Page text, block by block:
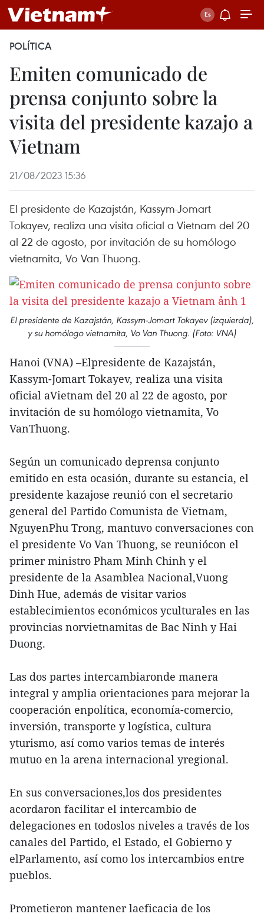
POLÍTICA
Emiten comunicado de
prensa conjunto sobre la
visita del presidente kazajo a
Vietnam
21/08/2023 15:36
El presidente de Kazajstán, Kassym-Jomart
Tokayev, realiza una visita oficial a Vietnam del 20
al 22 de agosto, por invitación de su homólogo
vietnamita, Vo Van Thuong.
El presidente de Kazajstán, Kassym-Jomart Tokayev (izquierda),
y su homólogo vietnamita, Vo Van Thuong. (Foto: VNA)
Hanoi (VNA) –Elpresidente de Kazajstán,
Kassym-Jomart Tokayev, realiza una visita
oficial aVietnam del 20 al 22 de agosto, por
invitación de su homólogo vietnamita, Vo
VanThuong.
Según un comunicado deprensa conjunto
emitido en esta ocasión, durante su estancia, el
presidente kazajose reunió con el secretario
general del Partido Comunista de Vietnam,
NguyenPhu Trong, mantuvo conversaciones con
el presidente Vo Van Thuong, se reuniócon el
primer ministro Pham Minh Chinh y el
presidente de la Asamblea Nacional,Vuong
Dinh Hue, además de visitar varios
establecimientos económicos yculturales en las
provincias norvietnamitas de Bac Ninh y Hai
Duong.
Las dos partes intercambiaronde manera
integral y amplia orientaciones para mejorar la
cooperación enpolítica, economía-comercio,
inversión, transporte y logística, cultura
yturismo, así como varios temas de interés
mutuo en la arena internacional yregional.
En sus conversaciones,los dos presidentes
acordaron facilitar el intercambio de
delegaciones en todoslos niveles a través de los
canales del Partido, el Estado, el Gobierno y
elParlamento, así como los intercambios entre
pueblos.
Prometieron mantener laeficacia de los